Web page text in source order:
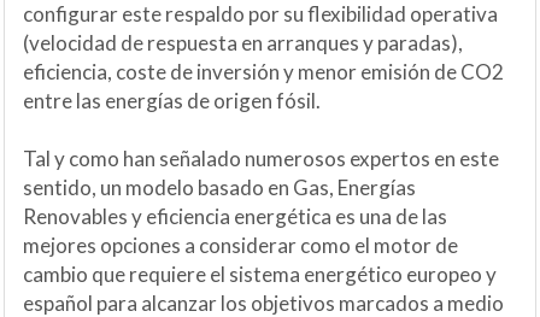
configurar este respaldo por su flexibilidad operativa
(velocidad de respuesta en arranques y paradas),
eficiencia, coste de inversión y menor emisión de CO2
entre las energías de origen fósil.
Tal y como han señalado numerosos expertos en este
sentido, un modelo basado en Gas, Energías
Renovables y eficiencia energética es una de las
mejores opciones a considerar como el motor de
cambio que requiere el sistema energético europeo y
español para alcanzar los objetivos marcados a medio